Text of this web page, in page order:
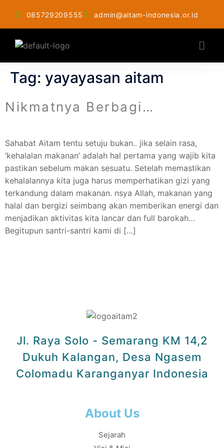
085729209555 admin@aitam-indonesia.or.id
Tag: yayayasan aitam
Nikmatnya Berbagi…
Sahabat Aitam tentu setuju bukan.. jika selain rasa,
‘kehalalan makanan’ adalah hal pertama yang wajib kita
pastikan sebelum makan sesuatu. Setelah memastikan
kehalalannya kita juga harus memperhatikan gizi yang
terkandung dalam makanan. nsya Allah, makanan yang
halal dan bergizi seimbang akan memberikan energi dan
menjadikan aktivitas kita lancar dan full barokah…
Begitupun santri-santri kami di […]
Jl. Raya Solo - Semarang KM 14,2
Dukuh Kalangan, Desa Ngasem
Colomadu Karanganyar Indonesia
About Us
Sejarah